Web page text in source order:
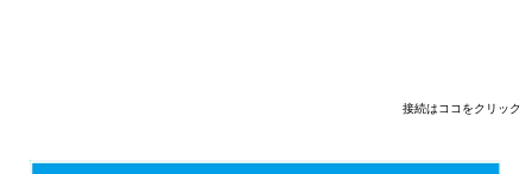
接続はココをクリック